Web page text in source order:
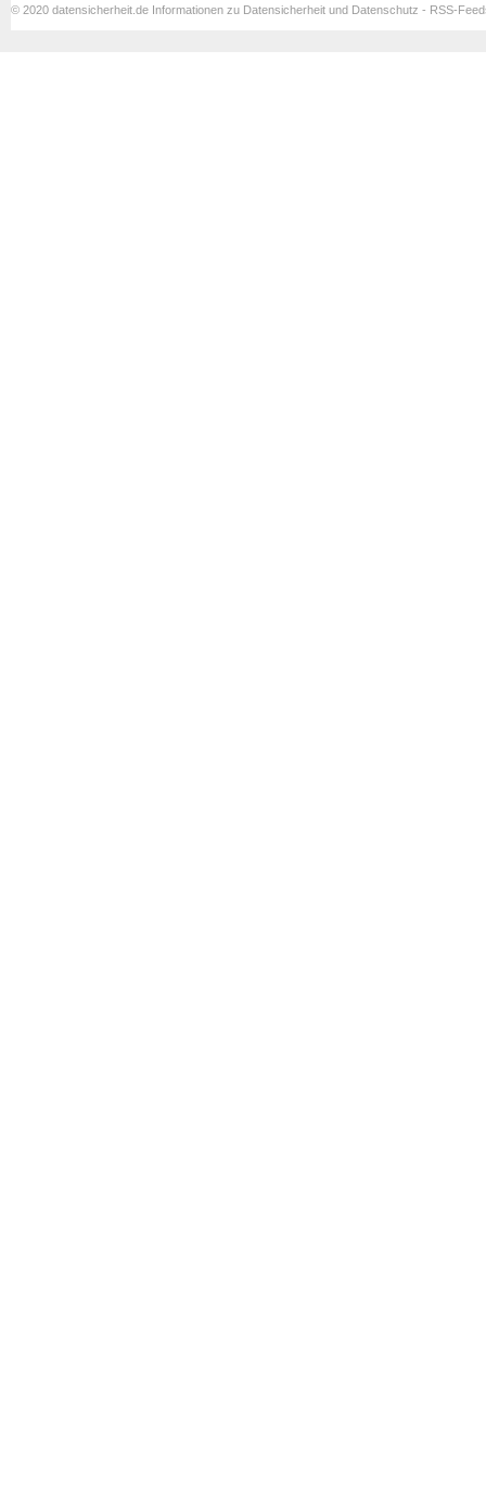
© 2020 datensicherheit.de Informationen zu Datensicherheit und Datenschutz - RSS-